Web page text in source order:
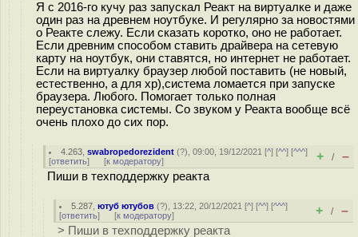
Я с 2016-го кучу раз запускал Реакт на виртуалке и даже
один раз на древнем ноутбуке. И регулярно за новостями
о Реакте слежу. Если сказать коротко, оно не работает.
Если древним способом ставить драйвера на сетевую
карту на ноутбук, они ставятся, но интернет не работает.
Если на виртуалку браузер любой поставить (не новый,
естественно, а для хр),система ломается при запуске
браузера. Любого. Помогает только полная
переустановка системы. Со звуком у Реакта вообще всё
очень плохо до сих пор.
4.263 ,swabropedorezident (?), 09:00, 19/12/2021 [^] [^^] [^^^]
[ответить] [к модератору] + / –
Пиши в техподдержку реакта
5.287 ,ютуб ютубов (?), 13:22, 20/12/2021 [^] [^^] [^^^]
[ответить] [к модератору] + / –
> Пиши в техподдержку реакта